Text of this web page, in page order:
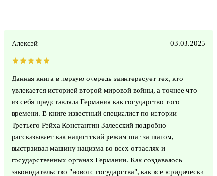
Алексей 03.03.2025
Данная книга в первую очередь заинтересует тех, кто
увлекается историей второй мировой войны, а точнее что
из себя представляла Германия как государство того
времени. В книге известный специалист по истории
Третьего Рейха Константин Залесский подробно
рассказывает как нацистский режим шаг за шагом,
выстраивал машину нацизма во всех отраслях и
государственных органах Германии. Как создавалось
законодательство "нового государства", как все юридически